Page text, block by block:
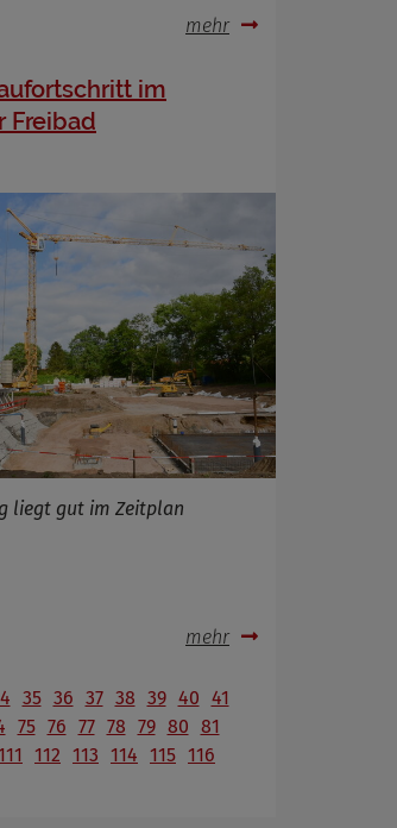
mehr
im
Freibad
liegt gut im Zeitplan
mehr
35 36 37 38 39 40 41
75 76 77 78 79 80 81
112 113 114 115 116